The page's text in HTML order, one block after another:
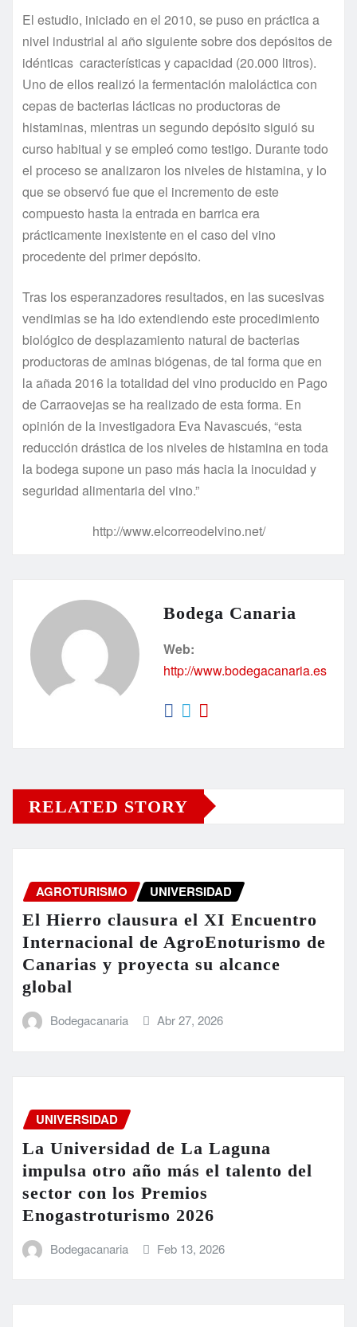
El estudio, iniciado en el 2010, se puso en práctica a
nivel industrial al año siguiente sobre dos depósitos de
idénticas características y capacidad (20.000 litros).
Uno de ellos realizó la fermentación maloláctica con
cepas de bacterias lácticas no productoras de
histaminas, mientras un segundo depósito siguió su
curso habitual y se empleó como testigo. Durante todo
el proceso se analizaron los niveles de histamina, y lo
que se observó fue que el incremento de este
compuesto hasta la entrada en barrica era
prácticamente inexistente en el caso del vino
procedente del primer depósito.
Tras los esperanzadores resultados, en las sucesivas
vendimias se ha ido extendiendo este procedimiento
biológico de desplazamiento natural de bacterias
productoras de aminas biógenas, de tal forma que en
la añada 2016 la totalidad del vino producido en Pago
de Carraovejas se ha realizado de esta forma. En
opinión de la investigadora Eva Navascués, “esta
reducción drástica de los niveles de histamina en toda
la bodega supone un paso más hacia la inocuidad y
seguridad alimentaria del vino.”
http://www.elcorreodelvino.net/
Bodega Canaria
Web:
http://www.bodegacanaria.es
RELATED STORY
AGROTURISMO UNIVERSIDAD
El Hierro clausura el XI Encuentro
Internacional de AgroEnoturismo de
Canarias y proyecta su alcance
global
Bodegacanaria Abr 27, 2026
UNIVERSIDAD
La Universidad de La Laguna
impulsa otro año más el talento del
sector con los Premios
Enogastroturismo 2026
Bodegacanaria Feb 13, 2026